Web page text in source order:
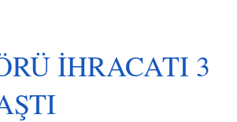
İHRACATI 3